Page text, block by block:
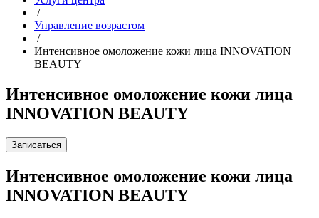
/
Управление возрастом
/
Интенсивное омоложение кожи лица INNOVATION
BEAUTY
Интенсивное омоложение кожи лица
INNOVATION BEAUTY
Записаться
Интенсивное омоложение кожи лица
INNOVATION BEAUTY